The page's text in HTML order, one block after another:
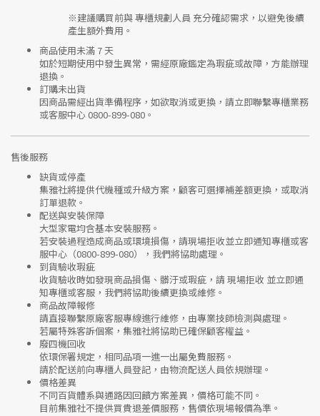
※建議購買前與專櫃規劃人員 充分確認需求，以避免後續
產生額外費用。
商品使用未滿 7 天
如於短期使用中發生異常，需經原廠鑑定為瑕疵或故障，方能辦理
退換。
訂購未出貨
因商品需經出貨準備程序，如欲取消或更換，請立即聯繫專櫃業務
或客服中心 0800-899-080 。
售後服務
缺貨或停產
集雅社將提供代機種或升級方案 ，顧客可選擇補差額更換，或取消
訂單退款。
配送與安裝保障
大型家電均含基本安裝服務。
若安裝過程造成商品或環境損傷，請現場拒收並立即通知專櫃或客
服中心 （0800-899-080），我們將協助處理。
到貨驗收瑕疵
收貨驗收時如發現商品損傷、髒汙或瑕疵 ，請 現場拒收 並立即通
知專櫃或客服，我們將協助後續更換或維修。
商品故障報修
請直接聯繫原廠客服專線進行維修，由專業技師檢測與處理。
若屬特殊客訴個案，集雅社將協助已確保顧客權益。
廢四機回收
依環保署規定，相同品項一進一出屬免費服務。
請於配送前向專櫃人員登記，由物流配送人員依規辦理。
價格差異
不同百貨體系與通路因回饋方案差異，價格可能不同。
目前集雅社不提供買貴退差價服務 ，售價依現場報價為準。